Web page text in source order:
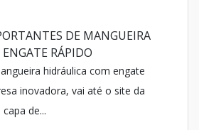
DE MANGUEIRA
RÁPIDO
hidráulica com engate
inovadora, vai até o site da
de...